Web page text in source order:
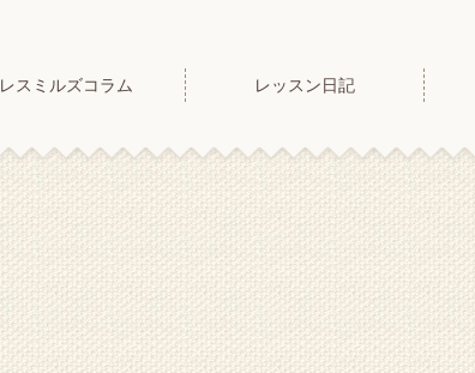
レスミルズコラム レッスン日記